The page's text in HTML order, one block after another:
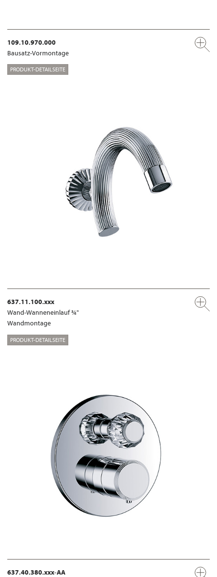
109.10.970.000
Bausatz-Vormontage
PRODUKT-DETAILSEITE
637.11.100.xxx
Wand-Wanneneinlauf ¾"
Wandmontage
PRODUKT-DETAILSEITE
637.40.380.xxx-AA